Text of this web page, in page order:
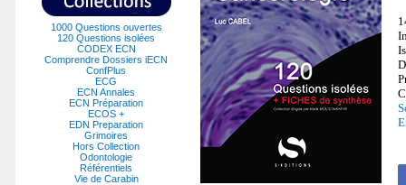
1000 Questions ouvertes
120 Questions isolées
CODEX ECN
Comprendre Dossiers iECN
ConfPlus
ECG
ECN Annales
ECN Préparation
ECOS +
EDN Preparation
Grimoires
Hors Collection
Odontologie
Référentiels
Vie de Carabin